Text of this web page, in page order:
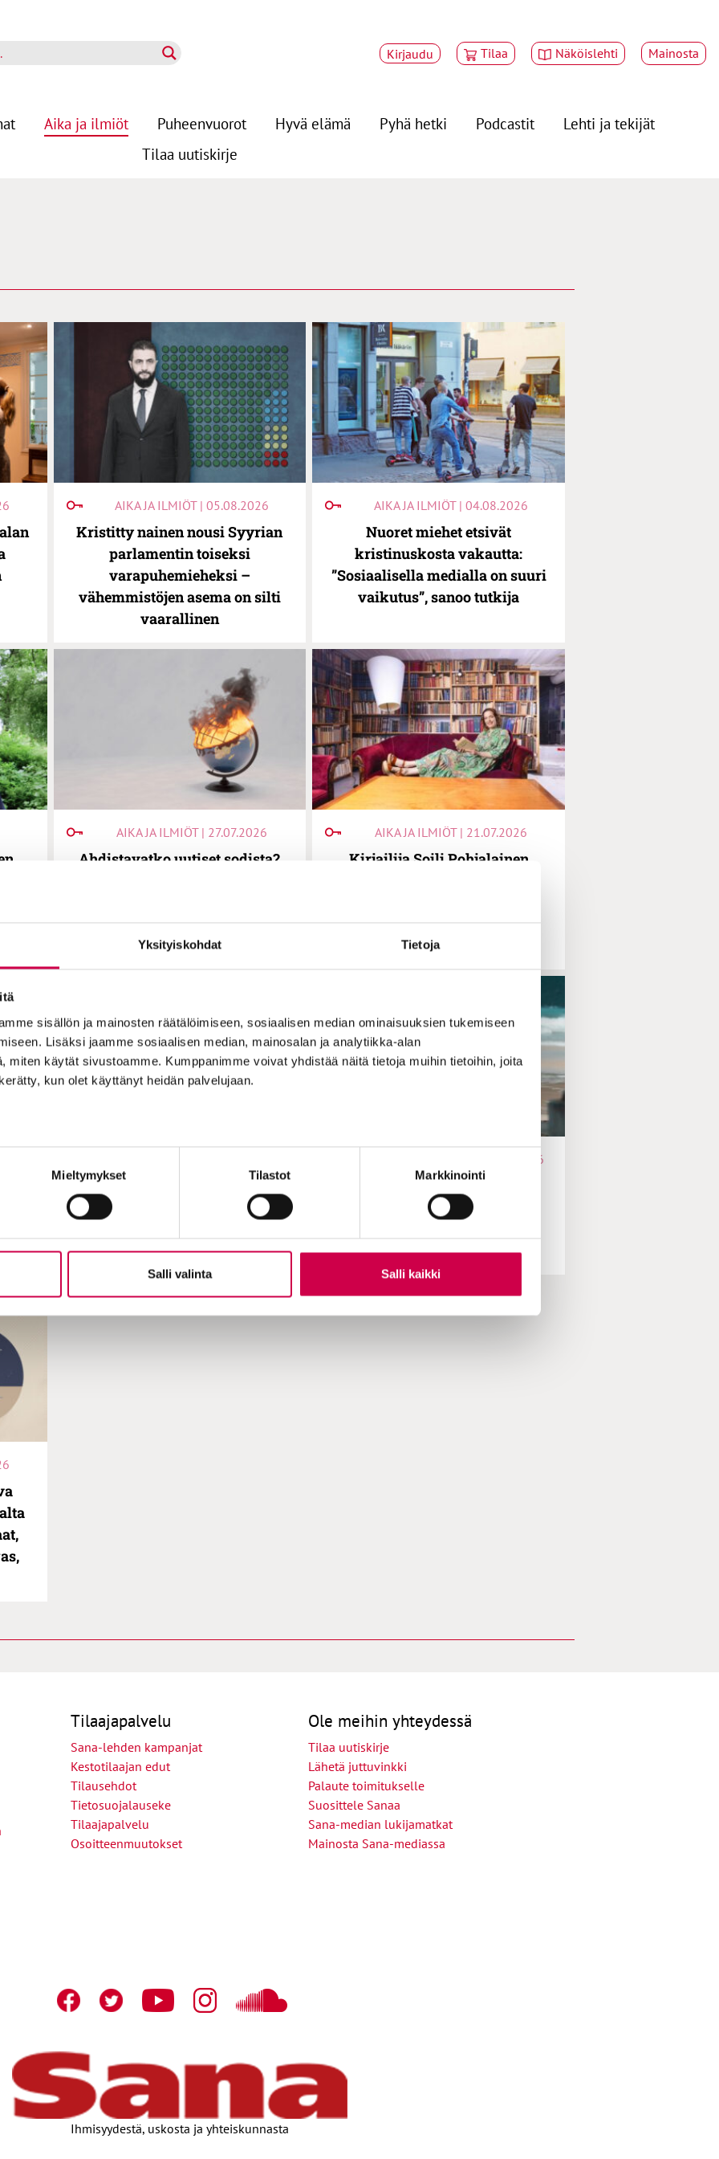
Yksityiskohdat Tietoja
sisällön ja mainosten räätälöimiseen, sosiaalisen median ominaisuuksien tukemiseen
Lisäksi jaamme sosiaalisen median, mainosalan ja analytiikka-alan
miten käytät sivustoamme. Kumppanimme voivat yhdistää näitä tietoja muihin tietoihin, joita
kun olet käyttänyt heidän palvelujaan.
Mieltymykset Tilastot Markkinointi
Salli valinta Salli kaikki
Kirjaudu Tilaa Näköislehti Mainosta
Aika ja ilmiöt Puheenvuorot Hyvä elämä Pyhä hetki Podcastit
Lehti ja tekijät
Tilaa uutiskirje
AIKA JA ILMIÖT | 05.08.2026
Kristitty nainen nousi Syyrian
parlamentin toiseksi
varapuhemieheksi –
vähemmistöjen asema on silti
vaarallinen
AIKA JA ILMIÖT | 04.08.2026
Nuoret miehet etsivät
kristinuskosta vakautta:
”Sosiaalisella medialla on suuri
vaikutus”, sanoo tutkija
AIKA JA ILMIÖT | 27.07.2026
Ahdistavatko uutiset sodista?
AIKA JA ILMIÖT | 21.07.2026
Kirjailija Soili Pohjalainen
palauttaminen olisi
välttämätöntä”
Hyvinvointialue kielsi Pia
Lehtosta, 77, leipomasta
tekee herkkuja seurakunnassa
SEEN & UNSEEN -ESSEE | 26.06.2026
Seen & Unseen -essee | Työ,
vapaus ja elämän
Tilaajapalvelu
Sana-lehden kampanjat
Kestotilaajan edut
Tilausehdot
Tietosuojalauseke
Tilaajapalvelu
Osoitteenmuutokset
Ole meihin yhteydessä
Tilaa uutiskirje
Lähetä juttuvinkki
Palaute toimitukselle
Suosittele Sanaa
Sana-median lukijamatkat
Mainosta Sana-mediassa
Ihmisyydestä, uskosta ja yhteiskunnasta